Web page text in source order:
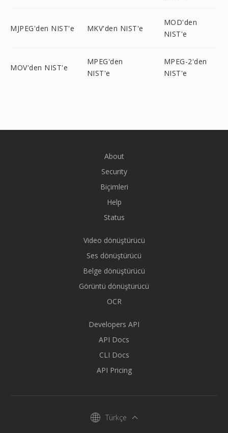
MJPEG'den NIST'e MKV'den NIST'e
MOD'den
NIST'e
MOV'den NIST'e
MPEG'den
NIST'e
MPEG-2'den
NIST'e
About
Security
Biçimleri
Help
Status
Video dönüştürücü
Ses dönüştürücü
Belge dönüştürücü
Görüntü dönüştürücü
OCR
Developers API
API Docs
CLI Docs
API Pricing
Türkçe